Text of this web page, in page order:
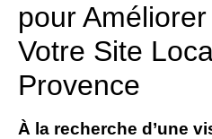
pour
Votre Site
Provence
À la recherche d’une